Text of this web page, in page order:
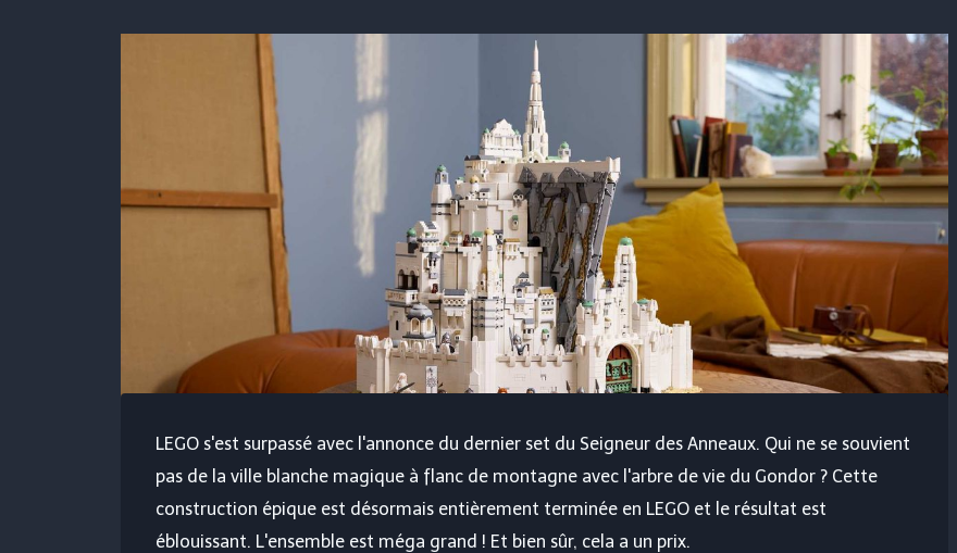
LEGO s'est surpassé avec l'annonce du dernier set du Seigneur des Anneaux. Qui ne se souvient
pas de la ville blanche magique à flanc de montagne avec l'arbre de vie du Gondor ? Cette
construction épique est désormais entièrement terminée en LEGO et le résultat est
éblouissant. L'ensemble est méga grand ! Et bien sûr, cela a un prix.